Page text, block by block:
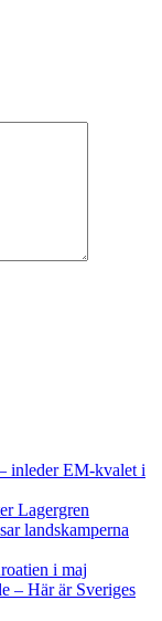
inleder EM-kvalet i
Lagergren
landskamperna
i maj
– Här är Sveriges